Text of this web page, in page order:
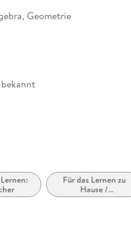
Geometrie
Für das Lernen zu
Hause /
Selbststudium /